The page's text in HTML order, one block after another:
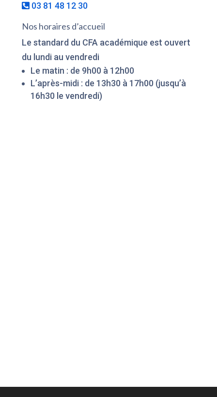
03 81 48 12 30
Nos horaires d’accueil
Le standard du CFA académique est ouvert
du lundi au vendredi
Le matin : de 9h00 à 12h00
L’après-midi : de 13h30 à 17h00 (jusqu’à
16h30 le vendredi)